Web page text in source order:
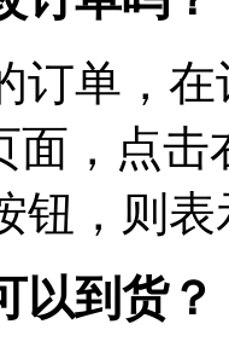
订单，
面，点
钮，则
以到货？